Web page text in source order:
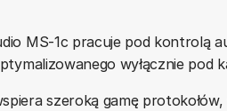
MS-1c pracuje pod kontrolą
wyłącznie pod
szeroką gamę